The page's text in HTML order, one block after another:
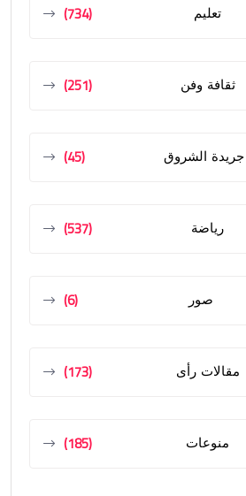
تعليم (734)
ثقافة وفن (251)
جريدة الشروق (45)
رياضة (537)
صور (6)
مقالات رأى (173)
منوعات (185)